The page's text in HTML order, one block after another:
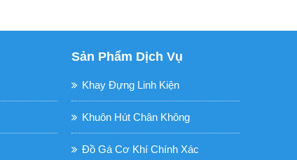
Sản Phẩm Dịch Vụ
Khay Đựng Linh Kiện
Khuôn Hút Chân Không
Đồ Gá Cơ Khí Chính Xác